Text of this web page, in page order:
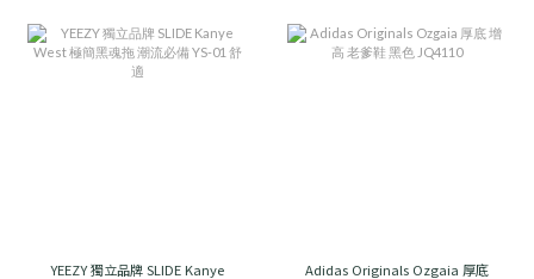
YEEZY 獨立品牌 SLIDE Kanye
Adidas Originals Ozgaia 厚底